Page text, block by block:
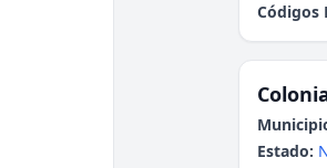
Códigos
Estado: